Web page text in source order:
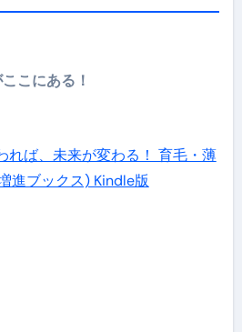
こにある！
れば、未来が変わる！ 育毛・薄
進ブックス) Kindle版